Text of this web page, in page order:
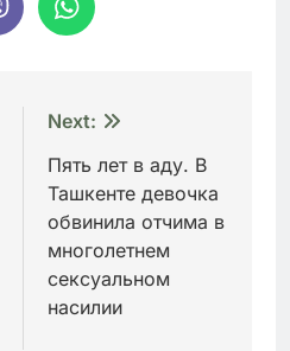
Next:
Пять лет в аду. В
Ташкенте девочка
обвинила отчима в
многолетнем
сексуальном
насилии